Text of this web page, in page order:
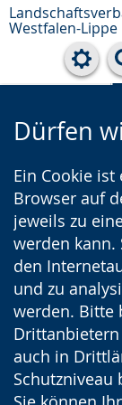
Westfalen-Lippe
Dürfen
Ein Cookie
Browser auf
jeweils zu
werden kann.
den
und zu
werden. Bitte
Drittanbietern
auch in
Schutzniveau